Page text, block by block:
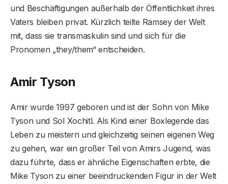
und Beschäftigungen außerhalb der Öffentlichkeit ihres
Vaters bleiben privat. Kürzlich teilte Ramsey der Welt
mit, dass sie transmaskulin sind und sich für die
Pronomen „they/them“ entscheiden.
Amir Tyson
Amir wurde 1997 geboren und ist der Sohn von Mike
Tyson und Sol Xochitl. Als Kind einer Boxlegende das
Leben zu meistern und gleichzeitig seinen eigenen Weg
zu gehen, war ein großer Teil von Amirs Jugend, was
dazu führte, dass er ähnliche Eigenschaften erbte, die
Mike Tyson zu einer beeindruckenden Figur in der Welt